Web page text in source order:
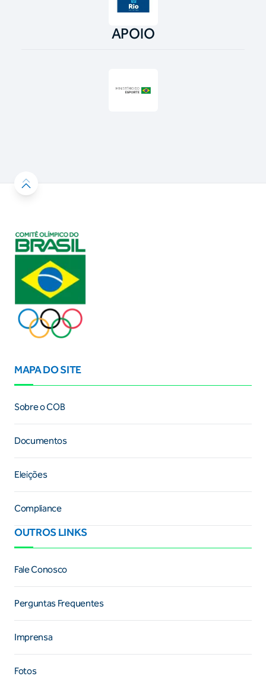
APOIO
MAPA DO SITE
Sobre o COB
Documentos
Eleições
Compliance
OUTROS LINKS
Fale Conosco
Perguntas Frequentes
Imprensa
Fotos